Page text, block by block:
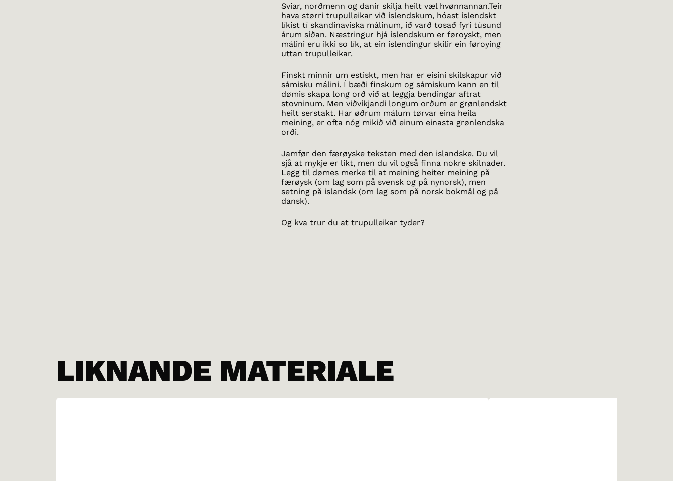
Sviar, norðmenn og danir skilja heilt væl hvønnannan.Teir
hava størri trupulleikar við íslendskum, hóast íslendskt
líkist tí skandinaviska málinum, ið varð tosað fyri túsund
árum síðan. Næstringur hjá íslendskum er føroyskt, men
málini eru ikki so lík, at ein íslendingur skilir ein føroying
uttan trupulleikar.
Finskt minnir um estiskt, men har er eisini skilskapur við
sámisku málini. Í bæði finskum og sámiskum kann en til
dømis skapa long orð við at leggja bendingar aftrat
stovninum. Men viðvíkjandi longum orðum er grønlendskt
heilt serstakt. Har øðrum málum tørvar eina heila
meining, er ofta nóg mikið við einum einasta grønlendska
orði.
Jamfør den færøyske teksten med den islandske. Du vil
sjå at mykje er likt, men du vil også finna nokre skilnader.
Legg til dømes merke til at meining heiter meining på
færøysk (om lag som på svensk og på nynorsk), men
setning på islandsk (om lag som på norsk bokmål og på
dansk).
Og kva trur du at trupulleikar tyder?
LIKNANDE MATERIALE